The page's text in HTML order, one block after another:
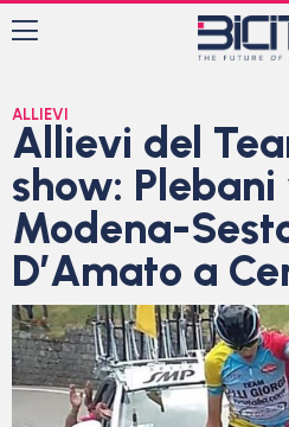
ALLIEVI
Allievi del
show:
Modena-
D’Amato a